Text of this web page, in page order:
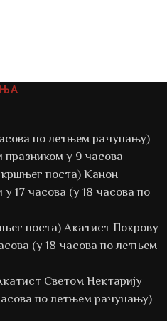
по летњем рачунању)
у 9 часова
поста) Канон
17 часова (у 18 часова по
поста) Акатист Покрову
(у 18 часова по летњем
Светом Нектарију
по летњем рачунању)